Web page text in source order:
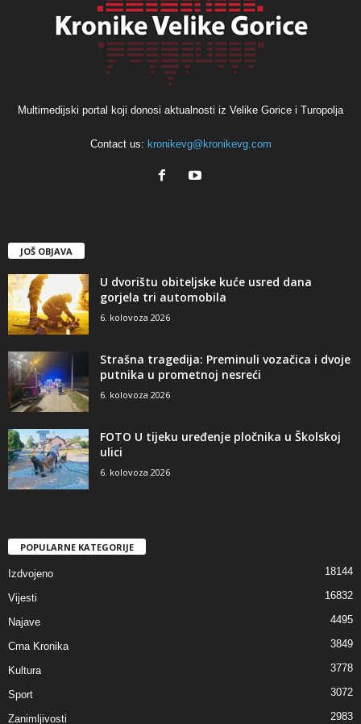
Multimedijski portal koji donosi aktualnosti iz Velike Gorice i Turopolja
Contact us: kronikevg@kronikevg.com
JOŠ OBJAVA
U dvorištu obiteljske kuće usred dana
gorjela tri automobila
6. kolovoza 2026
Strašna tragedija: Preminuli vozačica i dvoje
putnika u prometnoj nesreći
6. kolovoza 2026
FOTO U tijeku uređenje pločnika u Školskoj
ulici
6. kolovoza 2026
POPULARNE KATEGORIJE
Izdvojeno 18144
Vijesti 16832
Najave 4495
Crna Kronika 3849
Kultura 3778
Sport 3072
Zanimljivosti 2983